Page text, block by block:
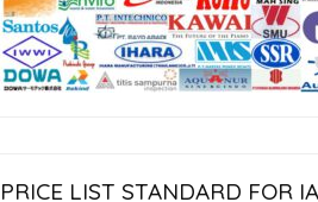
PRICE LIST STANDARD FOR